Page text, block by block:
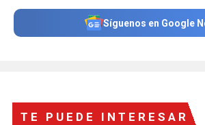
Síguenos en Google
TE PUEDE INTERESAR